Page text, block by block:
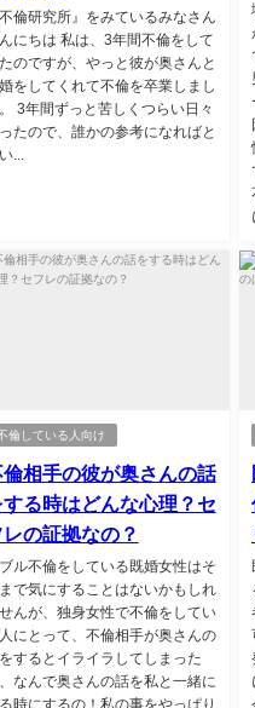
不倫研究所』をみているみなさん
んにちは 私は、3年間不倫をして
のですが、やっと彼が奥さんと
をしてくれて不倫を卒業しまし
3年間ずっと苦しくつらい日々
たので、誰かの参考になればと
...
倫している人向け
倫相手の彼が奥さんの話
する時はどんな心理？セ
レの証拠なの？
ル不倫をしている既婚女性はそ
まで気にすることはないかもしれ
んが、独身女性で不倫をしてい
にとって、不倫相手が奥さんの
するとイライラしてしまった
なんで奥さんの話を私と一緒に
時にするの！私の事をやっぱり